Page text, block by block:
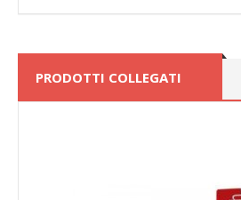
PRODOTTI COLLEGATI